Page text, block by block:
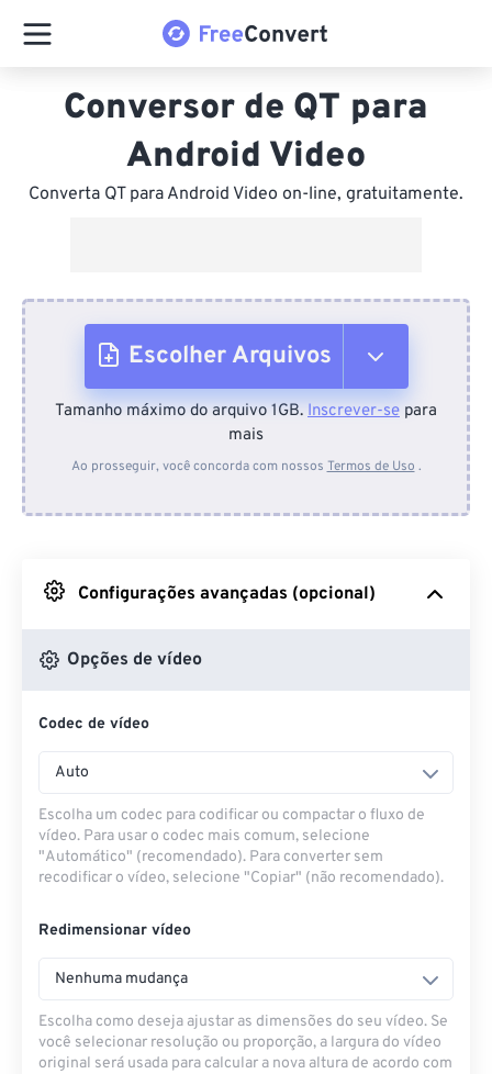
Conversor de QT para
Android Video
Converta QT para Android Video on-line, gratuitamente.
Escolher Arquivos
Do dispositivo
Do Google Drive
Do OneDrive
Tamanho máximo do arquivo 1GB. Inscrever-se para
mais
Ao prosseguir, você concorda com nossos Termos de Uso .
Configurações avançadas (opcional)
Opções de vídeo
Codec de vídeo
Auto
Escolha um codec para codificar ou compactar o fluxo de
vídeo. Para usar o codec mais comum, selecione
"Automático" (recomendado). Para converter sem
recodificar o vídeo, selecione "Copiar" (não recomendado).
Redimensionar vídeo
Nenhuma mudança
Escolha como deseja ajustar as dimensões do seu vídeo. Se
você selecionar resolução ou proporção, a largura do vídeo
original será usada para calcular a nova altura de acordo com